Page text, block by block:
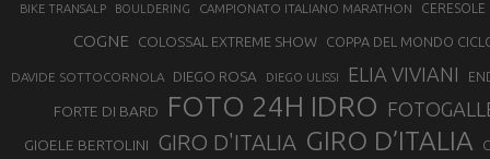
BIKE TRANSALP BOULDERING CAMPIONATO ITALIANO MARATHON CERESOLE
COGNE COLOSSAL EXTREME SHOW COPPA DEL MONDO
DAVIDE SOTTOCORNOLA DIEGO ROSA DIEGO ULISSI ELIA VIVIANI
FORTE DI BARD FOTO 24H IDRO
GIOELE BERTOLINI GIRO D'ITALIA GIRO D’ITALIA